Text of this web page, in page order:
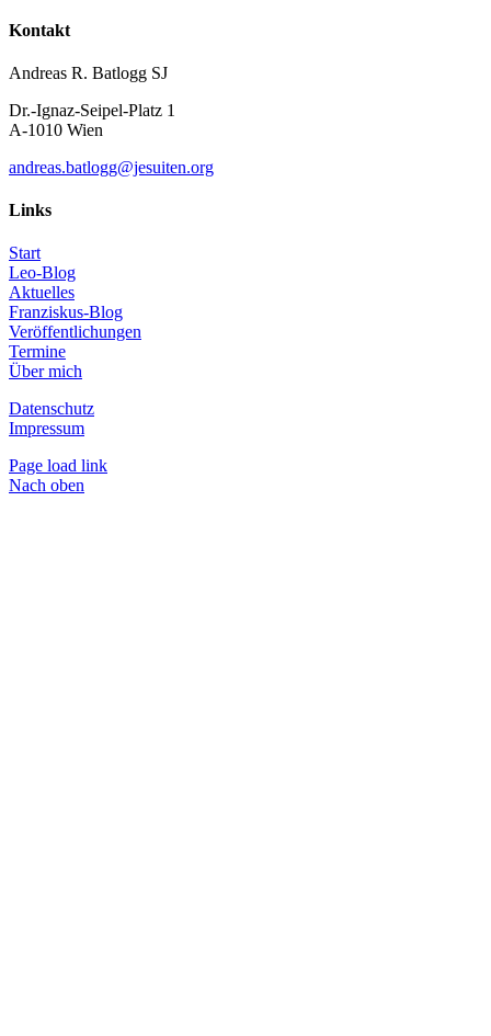
Kontakt
Andreas R. Batlogg SJ
Dr.-Ignaz-Seipel-Platz 1
A-1010 Wien
andreas.batlogg@jesuiten.org
Links
Start
Leo-Blog
Aktuelles
Franziskus-Blog
Veröffentlichungen
Termine
Über mich
Datenschutz
Impressum
Page load link
Nach oben